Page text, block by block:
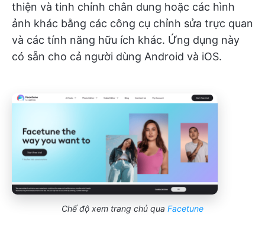
thiện và tinh chỉnh chân dung hoặc các hình
ảnh khác bằng các công cụ chỉnh sửa trực quan
và các tính năng hữu ích khác. Ứng dụng này
có sẵn cho cả người dùng Android và iOS.
Chế độ xem trang chủ qua Facetune